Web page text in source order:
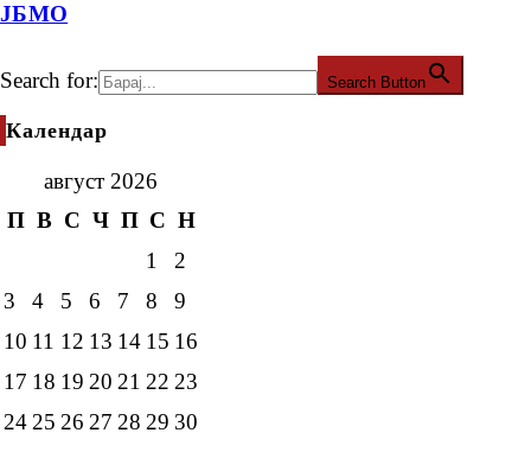
ЈБМО
Search for: Search Button
Календар
август 2026
П В С Ч П С Н
1
2
3
4 5 6 7 8
9
10 11 12 13 14 15 16
17 18 19 20 21 22 23
24 25 26 27 28 29 30